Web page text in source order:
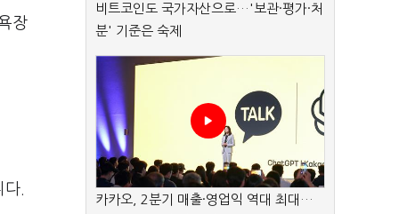
장
.
비트코인도 국가자산으로…'보관·평가·처
분' 기준은 숙제
카카오, 2분기 매출·영업익 역대 최대…